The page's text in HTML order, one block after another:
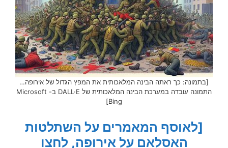
[בתמונה: כך ראתה הבינה המלאכותית את המפץ הגדול של אירופה…
התמונה עובדה במערכת הבינה המלאכותית של DALL·E ב- Microsoft
Bing]
[לאוסף המאמרים על השתלטות
האסלאם על אירופה, לחצו